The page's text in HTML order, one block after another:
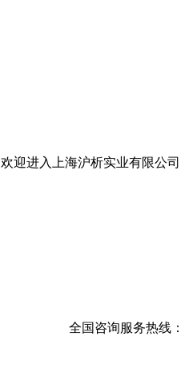
欢迎进入上海沪析实业有限公司
全国咨询服务热线：